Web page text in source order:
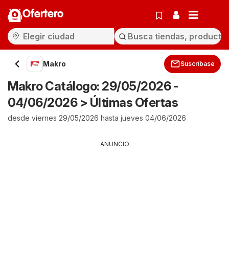
Ofertero
Makro Suscríbase
Makro Catálogo: 29/05/2026 -
04/06/2026 > Últimas Ofertas
desde viernes 29/05/2026 hasta jueves 04/06/2026
ANUNCIO